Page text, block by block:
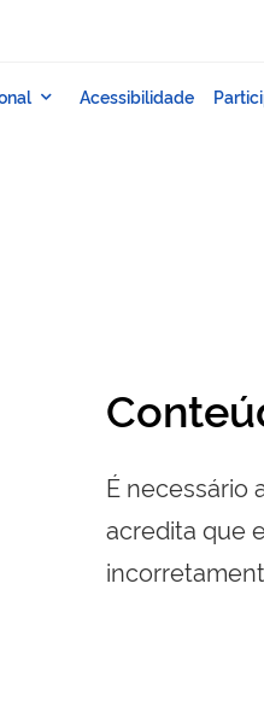
É necessário
acredita que